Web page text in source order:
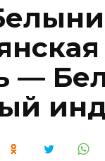
—